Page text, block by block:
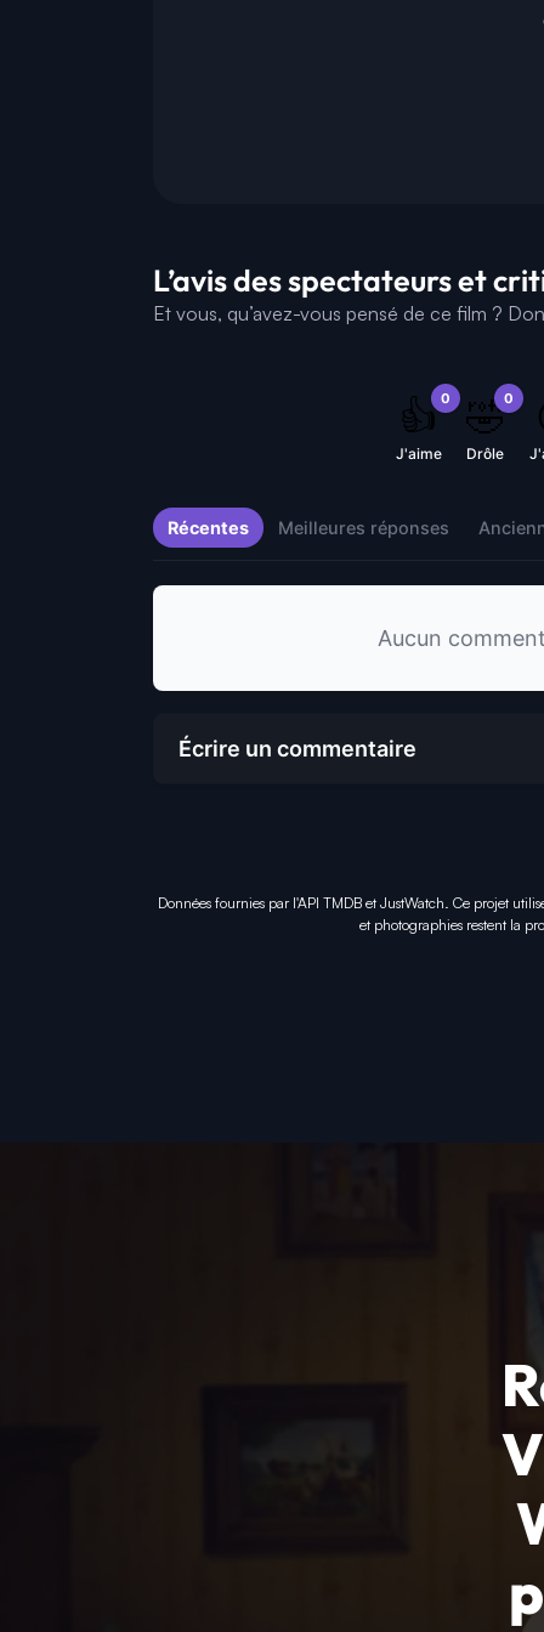
L’avis des spectateurs et
Et vous, qu’avez-vous pensé de ce film ?
0
👍
J'aime
0
🤣
Drôle
Récentes Meilleures réponses
Aucun
Écrire un commentaire
Données fournies par l'API TMDB et JustWatch. Ce projet
et photographies restent la